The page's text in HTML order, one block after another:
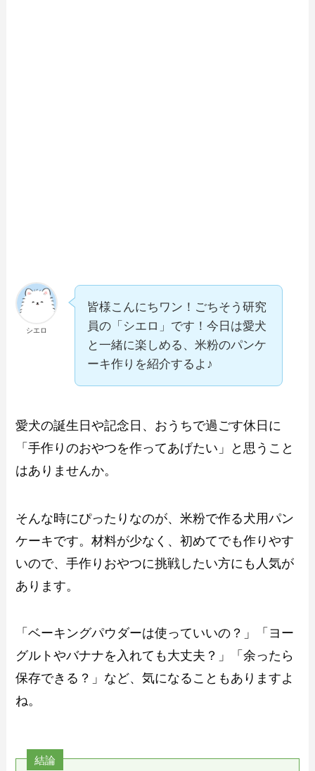
シエロ
皆様こんにちワン！ごちそう研究
員の「シエロ」です！今日は愛犬
と一緒に楽しめる、米粉のパンケ
ーキ作りを紹介するよ♪
愛犬の誕生日や記念日、おうちで過ごす休日に
「手作りのおやつを作ってあげたい」と思うこと
はありませんか。
そんな時にぴったりなのが、米粉で作る犬用パン
ケーキです。材料が少なく、初めてでも作りやす
いので、手作りおやつに挑戦したい方にも人気が
あります。
「ベーキングパウダーは使っていいの？」「ヨー
グルトやバナナを入れても大丈夫？」「余ったら
保存できる？」など、気になることもありますよ
ね。
結論